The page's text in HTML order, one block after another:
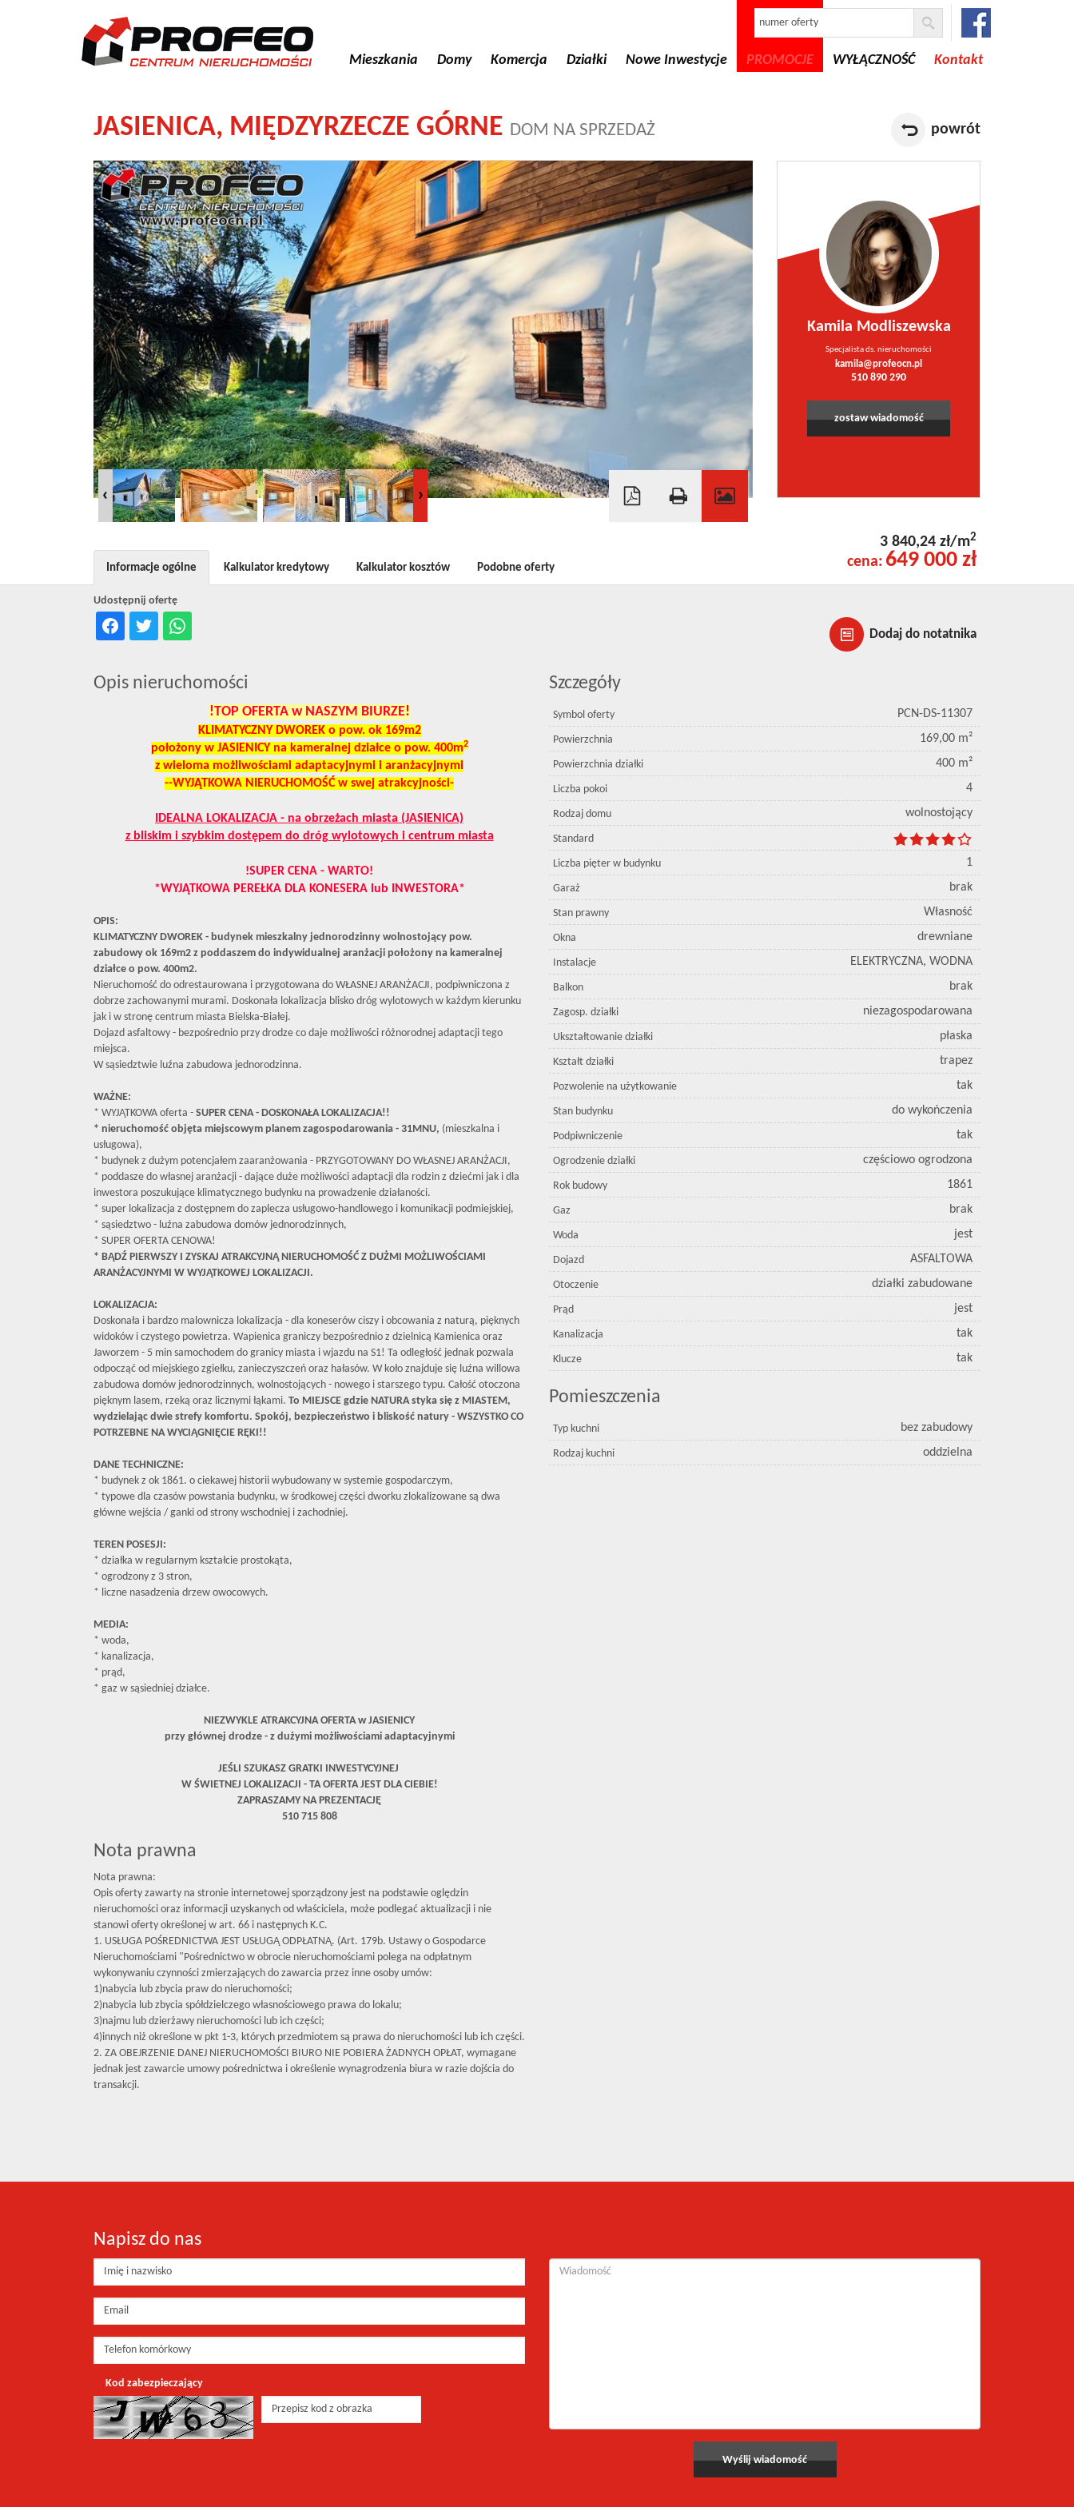
Mieszkania Domy Komercja Działki Nowe Inwestycje PROMOCJE WYŁĄCZNOŚĆ Kontakt
JASIENICA, MIĘDZYRZECZE GÓRNE DOM NA SPRZEDAŻ powrót
Kamila Modliszewska
Specjalista ds. nieruchomości
kamila@profeocn.pl
510 890 290
zostaw wiadomość
3 840,24 zł/m2
cena: 649 000 zł
Dodaj do notatnika
Udostępnij ofertę
Informacje ogólne Kalkulator kredytowy Kalkulator kosztów Podobne oferty
Opis nieruchomości
!TOP OFERTA w NASZYM BIURZE!
KLIMATYCZNY DWOREK o pow. ok 169m2
położony w JASIENICY na kameralnej działce o pow. 400m2
z wieloma możliwościami adaptacyjnymi i aranżacyjnymi
--WYJĄTKOWA NIERUCHOMOŚĆ w swej atrakcyjności-
IDEALNA LOKALIZACJA - na obrzeżach miasta (JASIENICA)
z bliskim i szybkim dostępem do dróg wylotowych i centrum miasta
!SUPER CENA - WARTO!
*WYJĄTKOWA PEREŁKA DLA KONESERA lub INWESTORA*
OPIS:
KLIMATYCZNY DWOREK - budynek mieszkalny jednorodzinny wolnostojący pow.
zabudowy ok 169m2 z poddaszem do indywidualnej aranżacji położony na kameralnej
działce o pow. 400m2.
Nieruchomość do odrestaurowana i przygotowana do WŁASNEJ ARANŻACJI, podpiwniczona z
dobrze zachowanymi murami. Doskonała lokalizacja blisko dróg wylotowych w każdym kierunku
jak i w stronę centrum miasta Bielska-Białej.
Dojazd asfaltowy - bezpośrednio przy drodze co daje możliwości różnorodnej adaptacji tego
miejsca.
W sąsiedztwie luźna zabudowa jednorodzinna.
WAŻNE:
* WYJĄTKOWA oferta - SUPER CENA - DOSKONAŁA LOKALIZACJA!!
* nieruchomość objęta miejscowym planem zagospodarowania - 31MNU, (mieszkalna i
usługowa),
* budynek z dużym potencjałem zaaranżowania - PRZYGOTOWANY DO WŁASNEJ ARANŻACJI,
* poddasze do własnej aranżacji - dające duże możliwości adaptacji dla rodzin z dziećmi jak i dla
inwestora poszukujące klimatycznego budynku na prowadzenie działaności.
* super lokalizacja z dostępnem do zaplecza usługowo-handlowego i komunikacji podmiejskiej,
* sąsiedztwo - luźna zabudowa domów jednorodzinnych,
* SUPER OFERTA CENOWA!
* BĄDŹ PIERWSZY I ZYSKAJ ATRAKCYJNĄ NIERUCHOMOŚĆ Z DUŻMI MOŻLIWOŚCIAMI
ARANŻACYJNYMI W WYJĄTKOWEJ LOKALIZACJI.
LOKALIZACJA:
Doskonała i bardzo malownicza lokalizacja - dla koneserów ciszy i obcowania z naturą, pięknych
widoków i czystego powietrza. Wapienica graniczy bezpośrednio z dzielnicą Kamienica oraz
Jaworzem - 5 min samochodem do granicy miasta i wjazdu na S1! Ta odległość jednak pozwala
odpocząć od miejskiego zgiełku, zanieczyszczeń oraz hałasów. W koło znajduje się luźna willowa
zabudowa domów jednorodzinnych, wolnostojących - nowego i starszego typu. Całość otoczona
pięknym lasem, rzeką oraz licznymi łąkami. To MIEJSCE gdzie NATURA styka się z MIASTEM,
wydzielając dwie strefy komfortu. Spokój, bezpieczeństwo i bliskość natury - WSZYSTKO CO
POTRZEBNE NA WYCIĄGNIĘCIE RĘKI!!
DANE TECHNICZNE:
* budynek z ok 1861. o ciekawej historii wybudowany w systemie gospodarczym,
* typowe dla czasów powstania budynku, w środkowej części dworku zlokalizowane są dwa
główne wejścia / ganki od strony wschodniej i zachodniej.
TEREN POSESJI:
* działka w regularnym kształcie prostokąta,
* ogrodzony z 3 stron,
* liczne nasadzenia drzew owocowych.
MEDIA:
* woda,
* kanalizacja,
* prąd,
* gaz w sąsiedniej działce.
NIEZWYKLE ATRAKCYJNA OFERTA w JASIENICY
przy głównej drodze - z dużymi możliwościami adaptacyjnymi
JEŚLI SZUKASZ GRATKI INWESTYCYJNEJ
W ŚWIETNEJ LOKALIZACJI - TA OFERTA JEST DLA CIEBIE!
ZAPRASZAMY NA PREZENTACJĘ
510 715 808
Nota prawna
Nota prawna:
Opis oferty zawarty na stronie internetowej sporządzony jest na podstawie oględzin
nieruchomości oraz informacji uzyskanych od właściciela, może podlegać aktualizacji i nie
stanowi oferty określonej w art. 66 i następnych K.C.
1. USŁUGA POŚREDNICTWA JEST USŁUGĄ ODPŁATNĄ. (Art. 179b. Ustawy o Gospodarce
Nieruchomościami "Pośrednictwo w obrocie nieruchomościami polega na odpłatnym
wykonywaniu czynności zmierzających do zawarcia przez inne osoby umów:
1)nabycia lub zbycia praw do nieruchomości;
2)nabycia lub zbycia spółdzielczego własnościowego prawa do lokalu;
3)najmu lub dzierżawy nieruchomości lub ich części;
4)innych niż określone w pkt 1-3, których przedmiotem są prawa do nieruchomości lub ich części.
2. ZA OBEJRZENIE DANEJ NIERUCHOMOŚCI BIURO NIE POBIERA ŻADNYCH OPŁAT, wymagane
jednak jest zawarcie umowy pośrednictwa i określenie wynagrodzenia biura w razie dojścia do
transakcji.
Szczegóły
Symbol oferty PCN-DS-11307
Powierzchnia 169,00 m²
Powierzchnia działki 400 m²
Liczba pokoi 4
Rodzaj domu wolnostojący
Standard
Liczba pięter w budynku 1
Garaż brak
Stan prawny Własność
Okna drewniane
Instalacje ELEKTRYCZNA, WODNA
Balkon brak
Zagosp. działki niezagospodarowana
Ukształtowanie działki płaska
Kształt działki trapez
Pozwolenie na użytkowanie tak
Stan budynku do wykończenia
Podpiwniczenie tak
Ogrodzenie działki częściowo ogrodzona
Rok budowy 1861
Gaz brak
Woda jest
Dojazd ASFALTOWA
Otoczenie działki zabudowane
Prąd jest
Kanalizacja tak
Klucze tak
Pomieszczenia
Typ kuchni bez zabudowy
Rodzaj kuchni oddzielna
Napisz do nas
Kod zabezpieczający